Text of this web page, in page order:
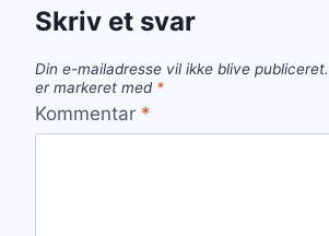
Skriv et svar
Din e-mailadresse vil ikke blive publiceret.
er markeret med *
Kommentar *